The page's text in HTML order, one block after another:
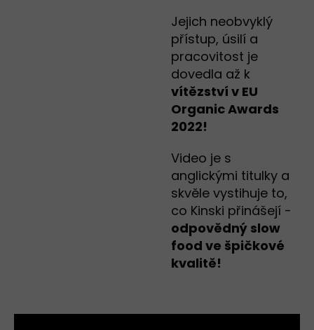
Jejich neobvyklý
přístup, úsilí a
pracovitost je
dovedla až k
vítězství v EU
Organic Awards
2022!
Video je s
anglickými titulky a
skvěle vystihuje to,
co Kinski přinášejí -
odpovědný slow
food ve špičkové
kvalitě!